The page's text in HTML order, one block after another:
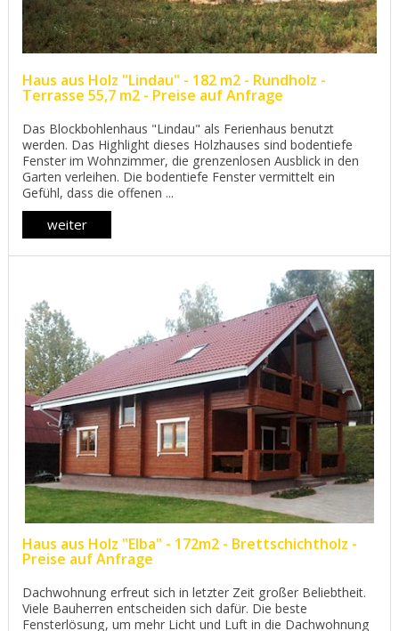
Haus aus Holz "Lindau" - 182 m2 - Rundholz -
Terrasse 55,7 m2 - Preise auf Anfrage
Das Blockbohlenhaus "Lindau" als Ferienhaus benutzt
werden. Das Highlight dieses Holzhauses sind bodentiefe
Fenster im Wohnzimmer, die grenzenlosen Ausblick in den
Garten verleihen. Die bodentiefe Fenster vermittelt ein
Gefühl, dass die offenen ...
weiter
Haus aus Holz "Elba" - 172m2 - Brettschichtholz -
Preise auf Anfrage
Dachwohnung erfreut sich in letzter Zeit großer Beliebtheit.
Viele Bauherren entscheiden sich dafür. Die beste
Fensterlösung, um mehr Licht und Luft in die Dachwohnung